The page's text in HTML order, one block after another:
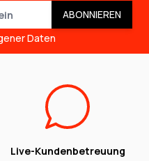
ABONNIEREN
Daten
Live-Kundenbetreuung